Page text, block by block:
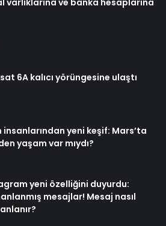
6A kalıcı yörüngesine ulaştı
insanlarından yeni keşif: Mars’ta
yaşam var mıydı?
yeni özelliğini duyurdu:
mesajlar! Mesaj nasıl